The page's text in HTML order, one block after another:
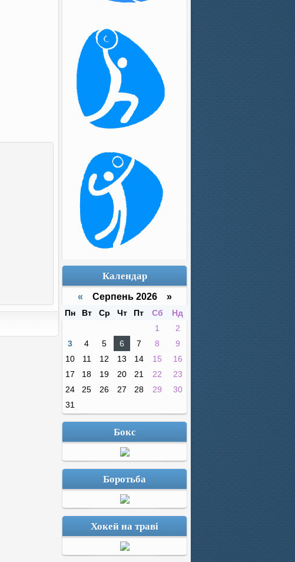
Календар
« Серпень 2026 »
Пн Вт Ср Чт Пт Сб
Нд
1
2
3
4 5 6 7 8
9
10
11 12 13 14 15
16
17
18 19 20 21 22
23
24
25 26 27 28 29
30
31
Бокс
Боротьба
Хокей на траві